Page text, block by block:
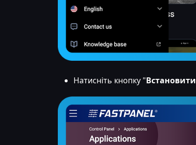
Натисніть кнопку "Встановити